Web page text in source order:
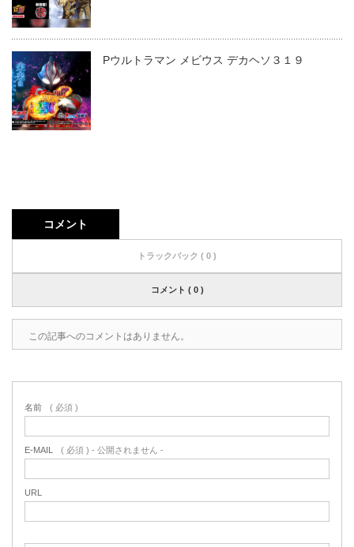
Pウルトラマン メビウス デカヘソ３１９
コメント
トラックバック ( 0 )
コメント ( 0 )
この記事へのコメントはありません。
名前 ( 必須 )
E-MAIL ( 必須 ) - 公開されません -
URL